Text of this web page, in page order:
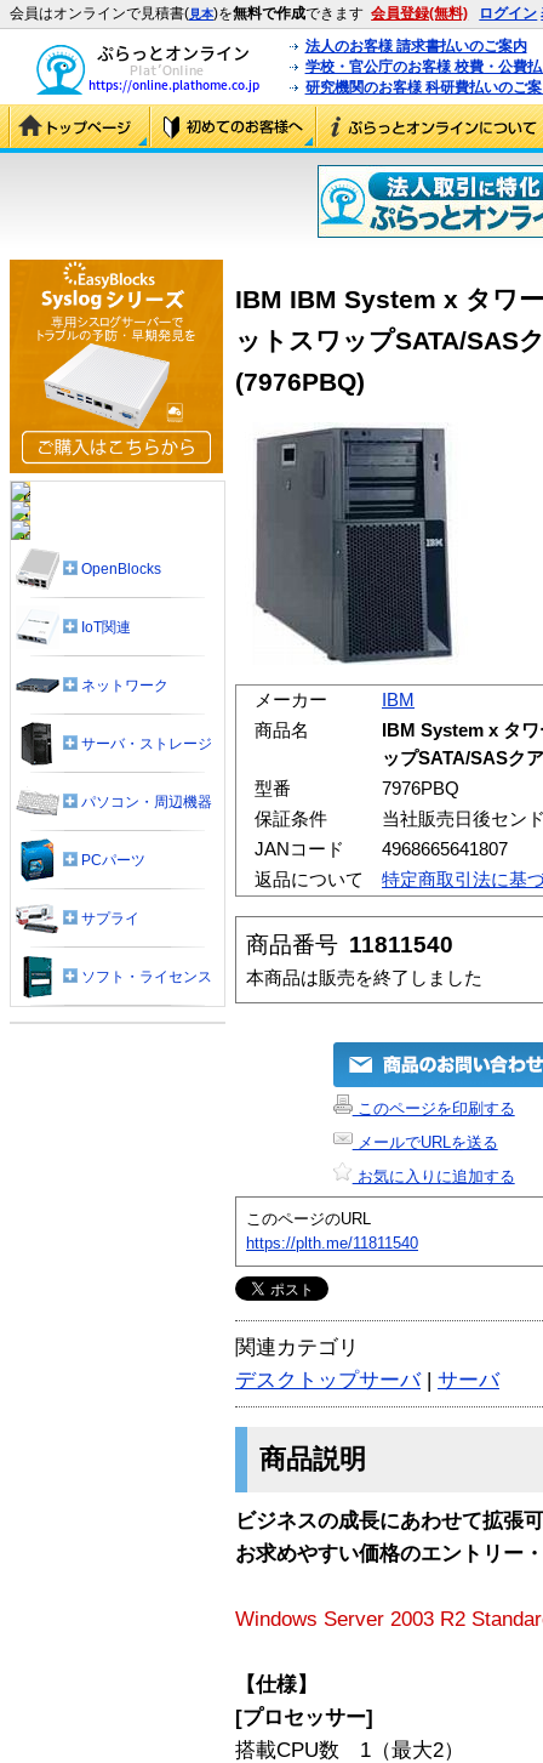
会員はオンラインで見積書(見本)を無料で作成できます 会員登録(無料) ログイン
法人のお客様 請求書払いのご案内
学校・官公庁のお客様 校費・公費
研究機関のお客様 科研費払いのご
IBM IBM System x タワ
ットスワップSATA/SAS
(7976PBQ)
メーカー
IBM
商品名
IBM System x タ
ップSATA/SASク
型番
7976PBQ
保証条件
当社販売日後セン
JANコード
4968665641807
返品について
特定商取引法に基
商品番号 11811540
本商品は販売を終了しました
このページを印刷する
メールでURLを送る
お気に入りに追加する
このページのURL
https://plth.me/11811540
関連カテゴリ
デスクトップサーバ| サーバ
商品説明
ビジネスの成長にあわせて拡張
お求めやすい価格のエントリー
Windows Server 2003 R2
【仕様】
[プロセッサー]
搭載CPU数 1（最大2）
OpenBlocks
IoT関連
ネットワーク
サーバ・ストレージ
パソコン・周辺機器
PCパーツ
サプライ
ソフト・ライセンス